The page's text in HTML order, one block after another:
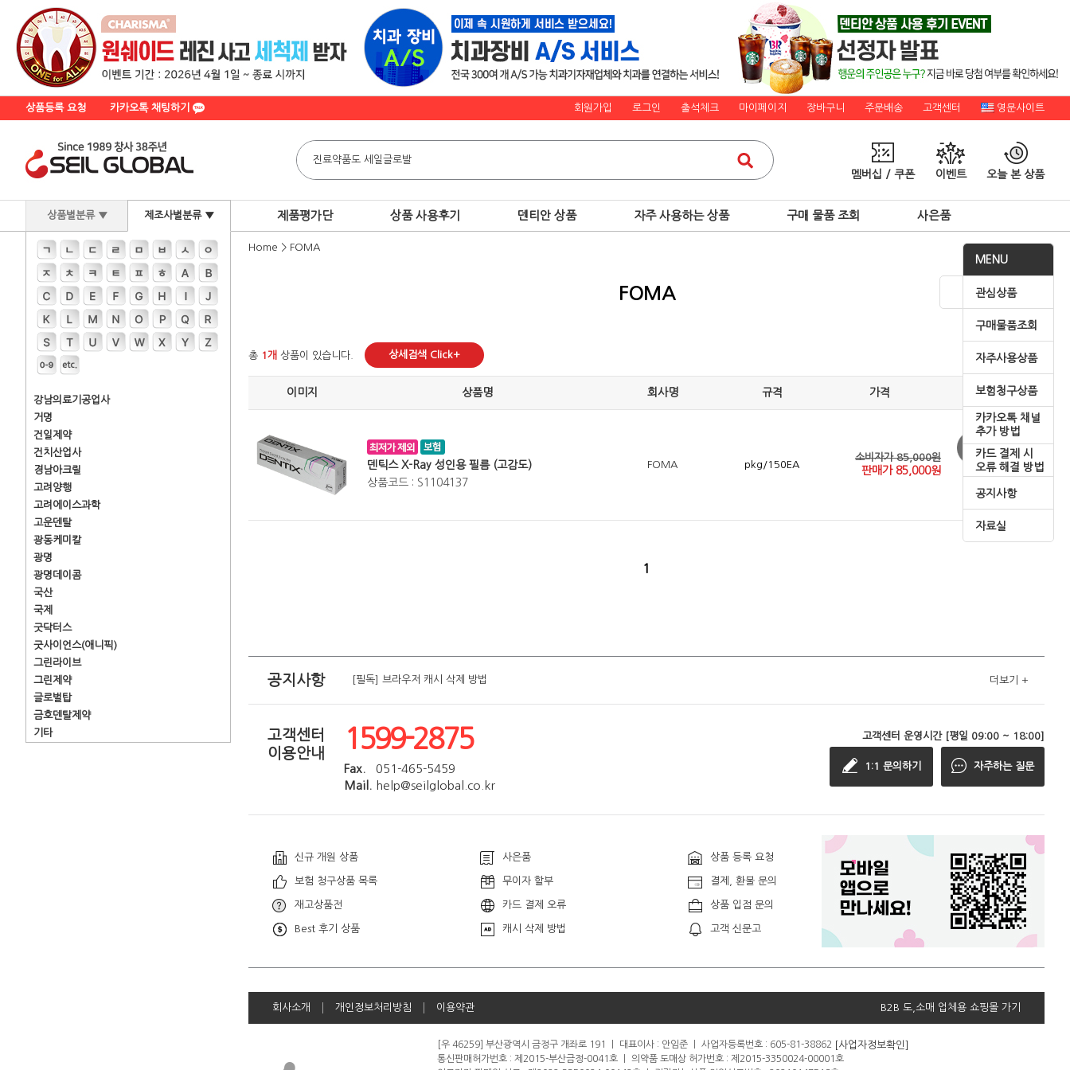
상품등록 요청 카카오톡 채팅하기 회원가입 로그인 출석체크 마이페이지 장바구니 주문배송 고객센터 영문사이트
멤버십 / 쿠폰 이벤트 오늘 본 상품
상품별분류 ▼ 제조사별분류 ▼
강남의료기공업사
거명
건일제약
건치산업사
경남아크릴
고려양행
고려에이스과학
고운덴탈
광동케미칼
광명
광명데이콤
국산
국제
굿닥터스
굿사이언스(애니픽)
그린라이브
그린제약
글로벌탑
금호덴탈제약
기타
제품평가단 상품 사용후기 덴티안 상품 자주 사용하는 상품 구매 물품 조회 사은품
MENU
관심상품
구매물품조회
자주사용상품
보험청구상품
카카오톡 채널
추가 방법
카드 결제 시
오류 해결 방법
공지사항
자료실
Home > FOMA
FOMA
총 1개 상품이 있습니다. 상세검색 Click+
이미지 상품명 회사명 규격 가격
덴틱스 X-Ray 성인용 필름 (고감도)
상품코드 : S1104137
FOMA pkg/150EA
소비자가 85,000원
판매가 85,000원
1
공지사항
[필독] 브라우저 캐시 삭제 방법
[필독] 브라우저 캐시 삭제 방법
더보기 +
고객센터
이용안내
1599-2875
Fax.
051-465-5459
Mail. help@seilglobal.co.kr
고객센터 운영시간 [평일 09:00 ~ 18:00]
1:1 문의하기 자주하는 질문
신규 개원 상품 사은품 상품 등록 요청
보험 청구상품 목록 무이자 할부 결제, 환불 문의
재고상품전 카드 결제 오류 상품 입점 문의
Best 후기 상품 캐시 삭제 방법 고객 신문고
회사소개 개인정보처리방침 이용약관 B2B 도,소매 업체용 쇼핑몰 가기
[우 46259] 부산광역시 금정구 개좌로 191 대표이사 : 안임준 사업자등록번호 : 605-81-38862 [사업자정보확인]
통신판매허가번호 : 제2015-부산금정-0041호
의약품 도매상 허가번호 : 제2015-3350024-00001호